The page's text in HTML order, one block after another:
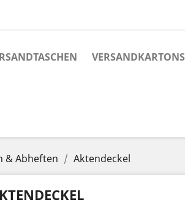
VERSANDKARTONS
& Abheften Aktendeckel